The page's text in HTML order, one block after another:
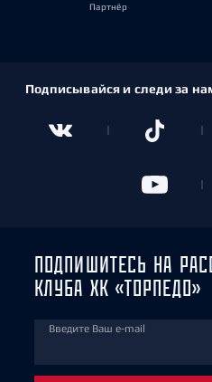
Партнёр
Подписывайся и следи за
ПОДПИШИТЕСЬ НА
КЛУБА ХК «ТОРПЕДО»
Введите Ваш e-mail